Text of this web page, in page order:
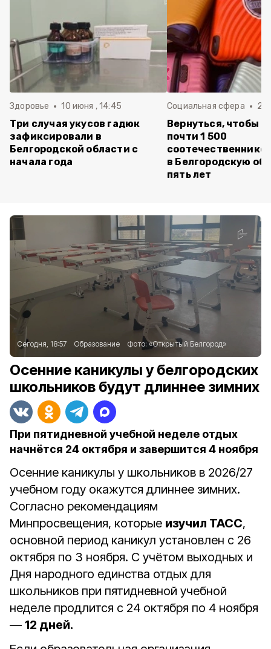
Здоровье 10 июня , 14:45
Три случая укусов гадюк
зафиксировали в
Белгородской области с
начала года
Социальная сфера 20
Вернуться, чтобы
почти 1 500
в Белгородскую
пять лет
Сегодня, 18:57 Образование Фото:«Открытый Белгород»
Осенние каникулы у белгородских
школьников будут длиннее зимних
При пятидневной учебной неделе отдых
начнётся 24 октября и завершится 4 ноября
Осенние каникулы у школьников в 2026/27
учебном году окажутся длиннее зимних.
Согласно рекомендациям
Минпросвещения, которые изучил ТАСС,
основной период каникул установлен с 26
октября по 3 ноября. С учётом выходных и
Дня народного единства отдых для
школьников при пятидневной учебной
неделе продлится с 24 октября по 4 ноября
— 12 дней.